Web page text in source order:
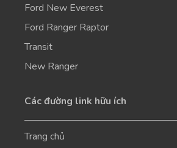
Ford New Everest
Ford Ranger Raptor
Transit
New Ranger
Các đường link hữu ích
Trang chủ